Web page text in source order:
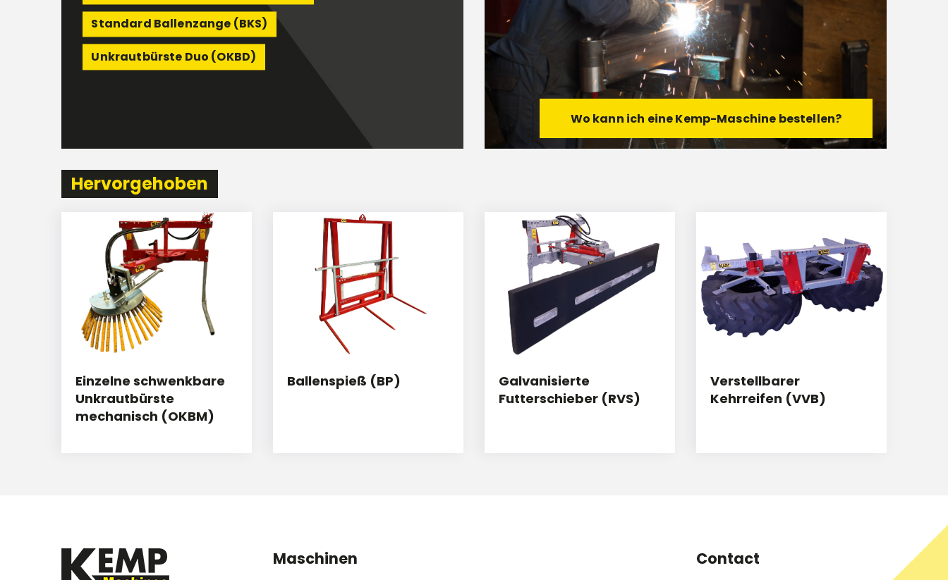
Standard Ballenzange (BKS)
Unkrautbürste Duo (OKBD)
Wo kann ich eine Kemp-Maschine bestellen?
Hervorgehoben
Einzelne schwenkbare
Unkrautbürste
mechanisch (OKBM)
Ballenspieß (BP)
Galvanisierte
Futterschieber (RVS)
Verstellbarer
Kehrreifen (VVB)
Maschinen Contact